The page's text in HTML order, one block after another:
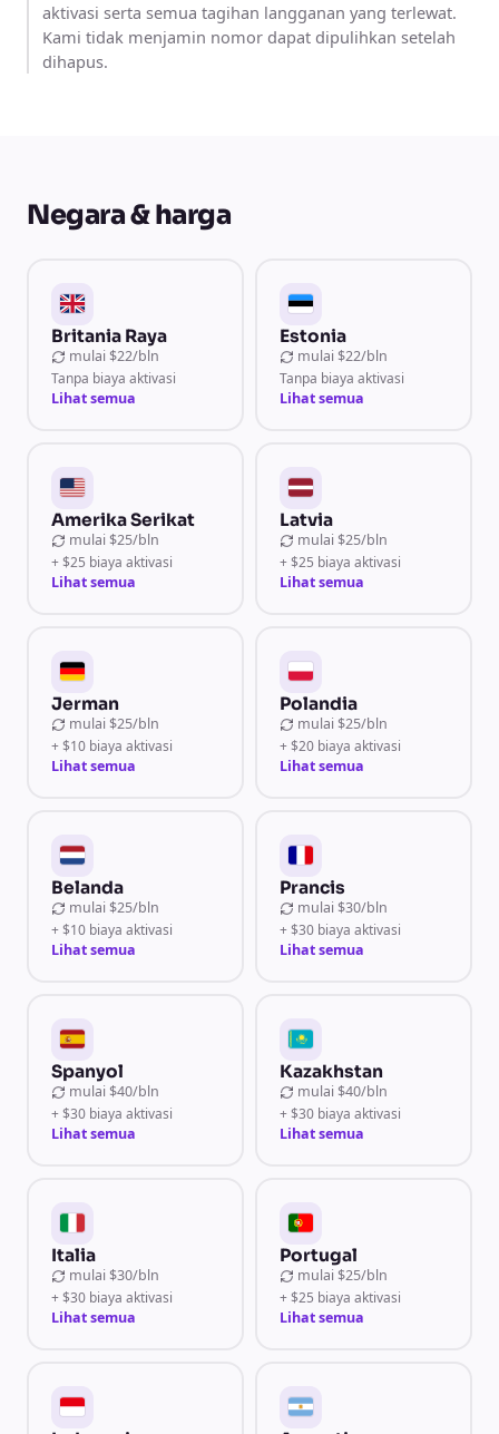
aktivasi serta semua tagihan langganan yang terlewat.
Kami tidak menjamin nomor dapat dipulihkan setelah
dihapus.
Negara & harga
Britania Raya
mulai $22/bln
Tanpa biaya aktivasi
Lihat semua
Estonia
mulai $22/bln
Tanpa biaya aktivasi
Lihat semua
Amerika Serikat
mulai $25/bln
+ $25 biaya aktivasi
Lihat semua
Latvia
mulai $25/bln
+ $25 biaya aktivasi
Lihat semua
Jerman
mulai $25/bln
+ $10 biaya aktivasi
Lihat semua
Polandia
mulai $25/bln
+ $20 biaya aktivasi
Lihat semua
Belanda
mulai $25/bln
+ $10 biaya aktivasi
Lihat semua
Prancis
mulai $30/bln
+ $30 biaya aktivasi
Lihat semua
Spanyol
mulai $40/bln
+ $30 biaya aktivasi
Lihat semua
Kazakhstan
mulai $40/bln
+ $30 biaya aktivasi
Lihat semua
Italia
mulai $30/bln
+ $30 biaya aktivasi
Lihat semua
Portugal
mulai $25/bln
+ $25 biaya aktivasi
Lihat semua